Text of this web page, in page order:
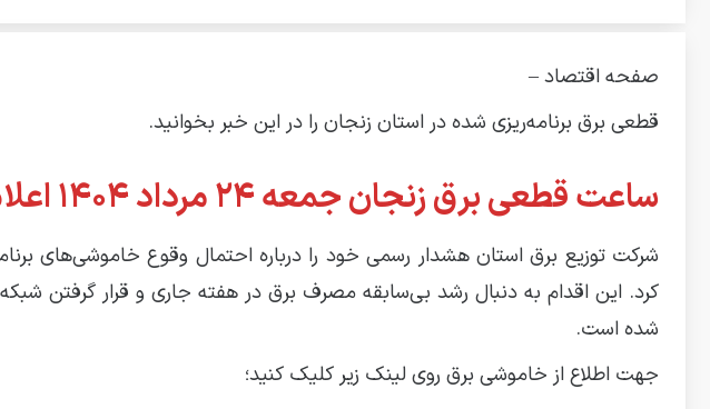
صفحه اقتصاد –
قطعی برق برنامه‌ریزی شده در استان زنجان را در این خبر بخوانید.
ساعت قطعی برق زنجان جمعه ۲۴ مرداد ۱۴۰۴ اعلام شد
کرد. این اقدام به دنبال رشد بی‌سابقه مصرف برق در هفته جاری و قرار گرفتن شبکه
شده است.
جهت اطلاع از خاموشی برق روی لینک زیر کلیک کنید؛